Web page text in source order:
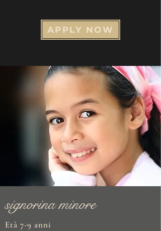
APPLY NOW
signorina minore
Età 7-9 anni